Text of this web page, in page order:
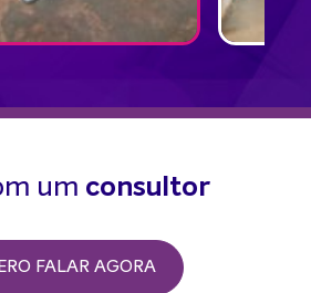
um consultor
FALAR AGORA